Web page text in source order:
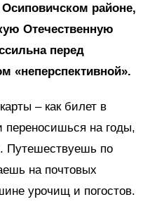
районе,
Отечественную
перед
«неперспективной».
– как билет в
на годы,
Путешествуешь по
на почтовых
урочищ и погостов.